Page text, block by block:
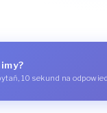
10 sekund na